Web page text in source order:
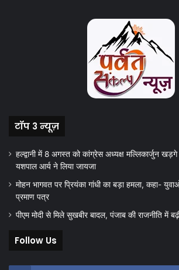
टॉप 3 न्यूज़
हल्द्वानी में 8 अगस्त को कांग्रेस अध्यक्ष मल्लिकार्जुन
यशपाल आर्य ने लिया जायजा
मोहन भागवत पर प्रियंका गांधी का बड़ा हमला, कहा-
प्रमाण पत्र
पीएम मोदी से मिले सुखबीर बादल, पंजाब की राजनीति में
Follow Us